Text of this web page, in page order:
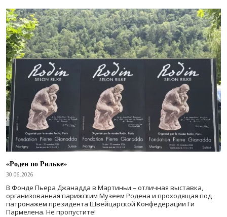
«Роден по Рильке»
30.06.2026
В Фонде Пьера Джанадда в Мартиньи – отличная выставка,
организованная парижским Музеем Родена и проходящая под
патронажем президента Швейцарской Конфедерации Ги
Пармелена. Не пропустите!